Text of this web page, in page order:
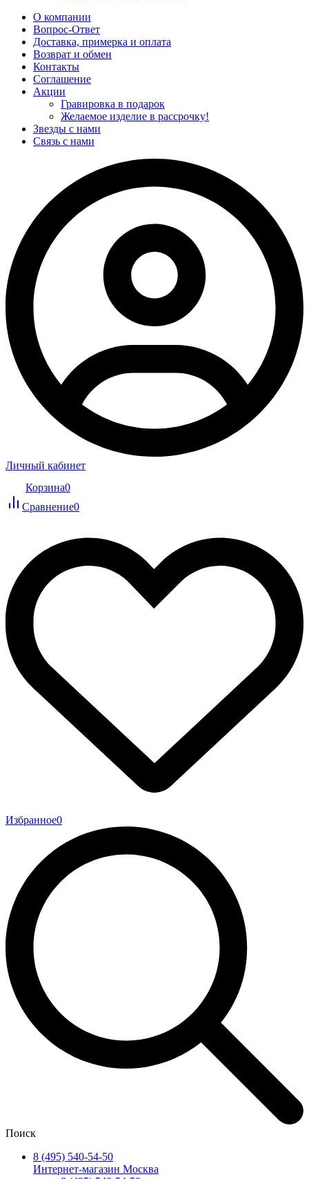
О компании
Вопрос-Ответ
Доставка, примерка и оплата
Возврат и обмен
Контакты
Соглашение
Акции
Гравировка в подарок
Желаемое изделие в рассрочку!
Звезды с нами
Связь с нами
Личный кабинет
Корзина0
Сравнение0
Избранное0
Поиск
8 (495) 540-54-50
Интернет-магазин Москва